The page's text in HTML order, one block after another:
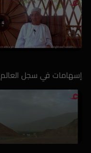
إسهامات في سجل العالم